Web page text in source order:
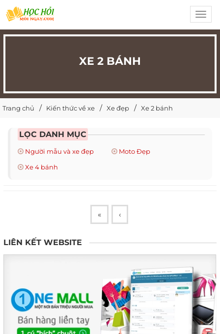
XE 2 BÁNH
Trang chủ Kiến thức về xe Xe đẹp Xe 2 bánh
LỌC DANH MỤC
Người mẫu và xe đẹp
Moto Đẹp
Xe 4 bánh
« ‹
LIÊN KẾT WEBSITE